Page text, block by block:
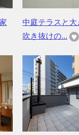
中庭テラスと大
吹き抜けの...